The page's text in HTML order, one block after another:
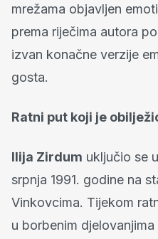
mrežama objavljen
prema riječima autora
izvan konačne verzije
gosta.
Ratni put koji je
Ilija Zirdum uključio se
srpnja 1991. godine na
Vinkovcima. Tijekom
u borbenim djelovanjima